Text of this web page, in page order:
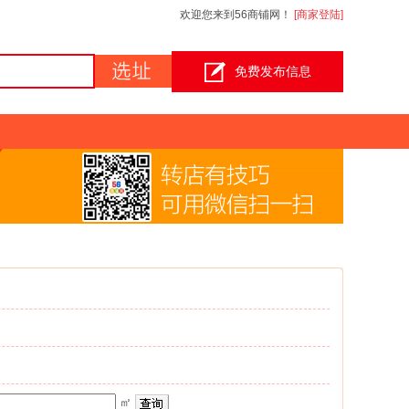
欢迎您来到56商铺网！ [商家登陆]
免费发布信息
㎡